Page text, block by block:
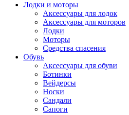
Лодки и моторы
Аксессуары для лодок
Аксессуары для моторов
Лодки
Моторы
Средства спасения
Обувь
Аксессуары для обуви
Ботинки
Вейдерсы
Носки
Сандали
Сапоги